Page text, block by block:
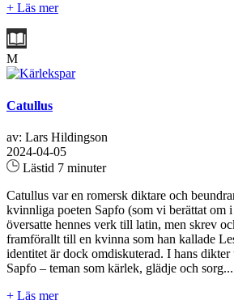
+ Läs mer
M
Catullus
av: Lars Hildingson
2024-04-05
Lästid 7 minuter
Catullus var en romersk diktare och
kvinnliga poeten Sapfo (som vi berättat om
översatte hennes verk till latin, men skrev
framförallt till en kvinna som han kallade
identitet är dock omdiskuterad. I hans
Sapfo – teman som kärlek, glädje och sorg...
+ Läs mer